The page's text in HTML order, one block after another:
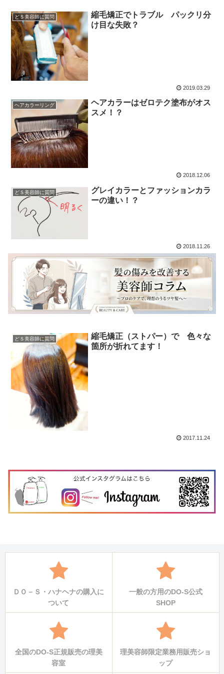
どＳ美容師に質問
縮毛矯正でトラブル パックリ分
け目な失敗？
2019.03.29
ヘアカラーリング
ヘアカラーはゼロテク塗布がオス
スメ！？
2018.12.06
どＳ美容師に質問
グレイカラーとファッションカラ
ーの違い！？
2018.11.26
どＳ美容師に質問
縮毛矯正（ストパー）で 色々な
箇所が折れてます！
2017.11.24
ＤＯ－Ｓ・ハナヘナの購入に
ついて
一般の方用のDO-S公式
SHOP
全国のDO-S正規販売の理美
容室
理美容師限定業務用販売ショ
ップ